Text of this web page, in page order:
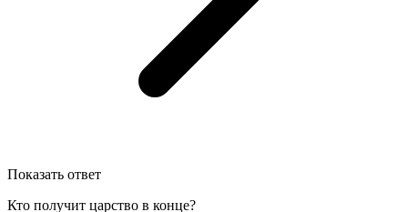
Показать ответ
Кто получит царство в конце?